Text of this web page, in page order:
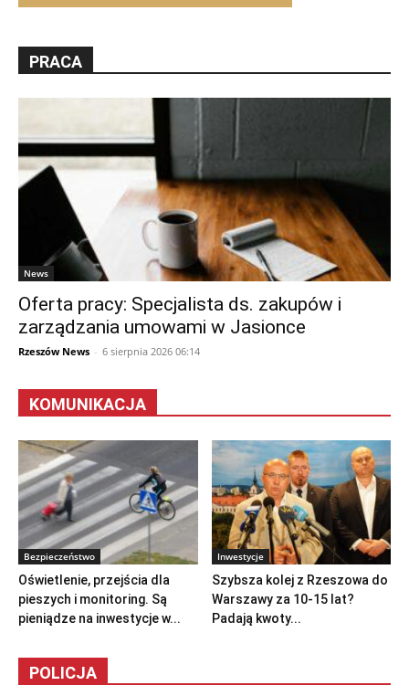
PRACA
News
Oferta pracy: Specjalista ds. zakupów i
zarządzania umowami w Jasionce
Rzeszów News - 6 sierpnia 2026 06:14
KOMUNIKACJA
Bezpieczeństwo
Oświetlenie, przejścia dla
pieszych i monitoring. Są
pieniądze na inwestycje w...
Inwestycje
Szybsza kolej z Rzeszowa do
Warszawy za 10-15 lat?
Padają kwoty...
POLICJA